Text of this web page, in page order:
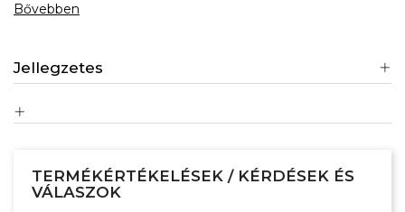
Bővebben
Jellegzetes
TERMÉKÉRTÉKELÉSEK / KÉRDÉSEK ÉS
VÁLASZOK